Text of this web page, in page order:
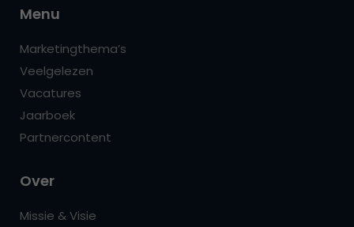
Menu
Marketingthema’s
Veelgelezen
Vacatures
Jaarboek
Partnercontent
Over
Missie & Visie